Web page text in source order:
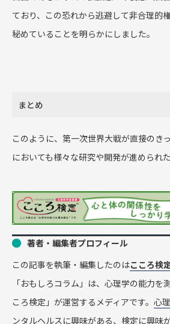
ており、この恐れから逃避して非合理的
秘めていることを明らかにしました。
まとめ
このように、第一次世界大戦が直接のき
においても様々な研究や開発が進められた
著者・編集者プロフィール
この記事を執筆・編集したのはこころ検
「おもしろコラム」は、心理学の能力を
ころ検定」が運営するメディアです。 心
ンタルヘルスに興味がある、検定に興味